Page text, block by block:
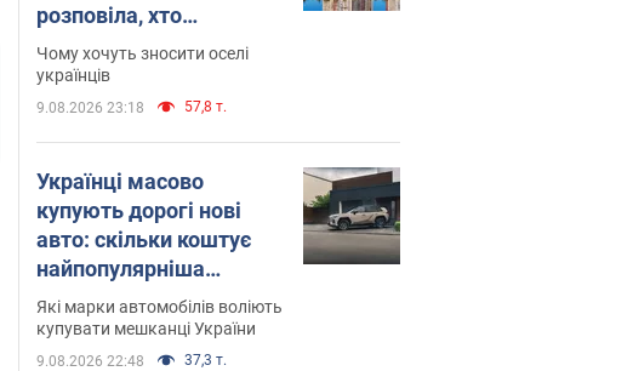
розповіла, хто
ухвалюватиме рішення
про знесення будинків
Чому хочуть зносити оселі
українців
9.08.2026 23:18 57,8 т.
Українці масово
купують дорогі нові
авто: скільки коштує
найпопулярніша
модель
Які марки автомобілів воліють
купувати мешканці України
9.08.2026 22:48 37,3 т.